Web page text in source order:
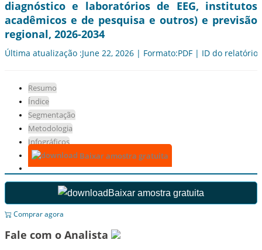
diagnóstico e laboratórios de EEG, institutos
acadêmicos e de pesquisa e outros) e previsão
regional, 2026-2034
Última atualização :June 22, 2026 | Formato:PDF | ID do relatório:
Resumo
Índice
Segmentação
Metodologia
Infográficos
Baixar amostra gratuita
Baixar amostra gratuita
Comprar agora
Fale com o Analista